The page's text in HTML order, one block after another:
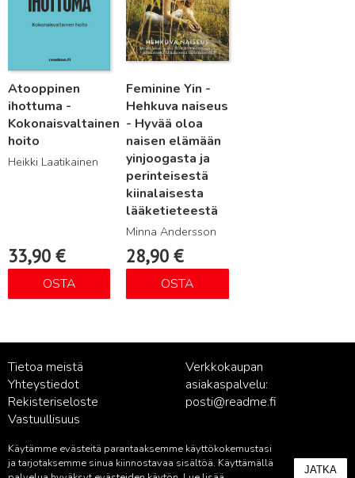
Atooppinen
ihottuma -
Kokonaisvaltainen
hoito
Heikki Laatikainen
33,90 €
OSTA
Feminine Yin -
Hehkuva naiseus
- Hyvää oloa
naisen elämään
yinjoogasta ja
perinteisestä
kiinalaisesta
lääketieteestä
Minna Andersson
28,90€
OSTA
Tietoa meistä
Yhteystiedot
Rekisteriseloste
Vastuullisuus
Verkkokaupan
asiakaspalvelu:
posti@readme.fi
Kustantamon asiakaspalvelu:
Käytämme evästeitä parantaaksemme käyttökokemustasi
ja tarjotaksemme sinua kiinnostavaa sisältöä. Käyttämällä
JATKA